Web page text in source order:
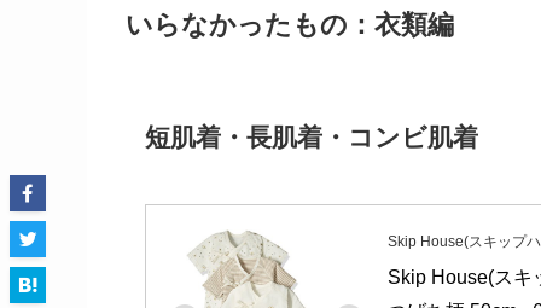
いらなかったもの：衣類編
短肌着・長肌着・コンビ肌着
Skip House(スキップ
Skip House(スキ